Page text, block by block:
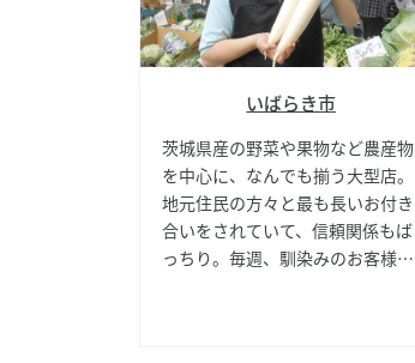
いばらき市
茨城県産の野菜や果物など農産物
を中心に、なんでも揃う大型店。
地元住民の方々と最も長いお付き
合いをされていて、信頼関係もば
っちり。毎週、馴染みのお客様と